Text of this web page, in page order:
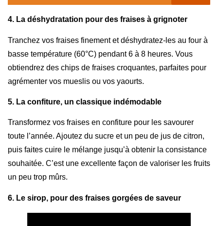
4. La déshydratation pour des fraises à grignoter
Tranchez vos fraises finement et déshydratez-les au four à
basse température (60°C) pendant 6 à 8 heures. Vous
obtiendrez des chips de fraises croquantes, parfaites pour
agrémenter vos mueslis ou vos yaourts.
5. La confiture, un classique indémodable
Transformez vos fraises en confiture pour les savourer
toute l’année. Ajoutez du sucre et un peu de jus de citron,
puis faites cuire le mélange jusqu’à obtenir la consistance
souhaitée. C’est une excellente façon de valoriser les fruits
un peu trop mûrs.
6. Le sirop, pour des fraises gorgées de saveur